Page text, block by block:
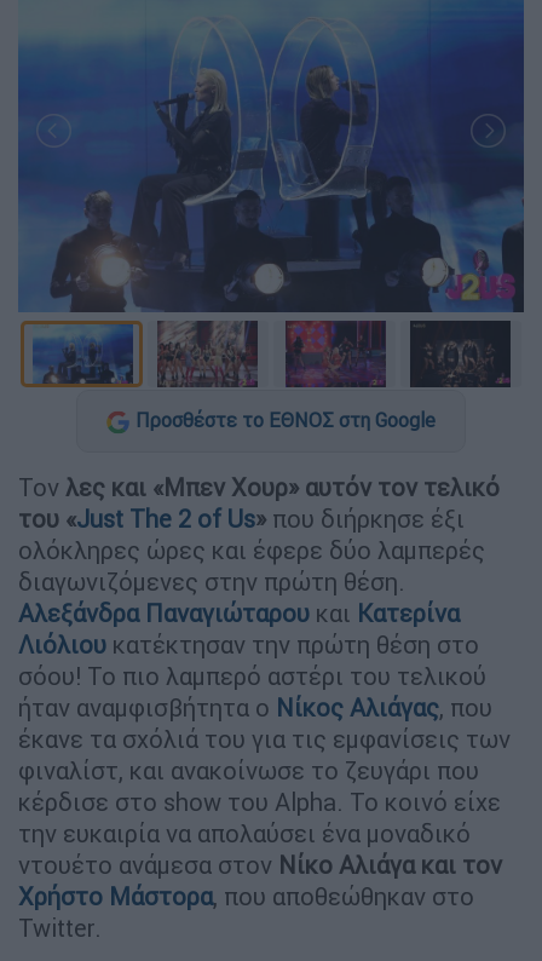
Προσθέστε το ΕΘΝΟΣ στη Google
Τον λες και «Μπεν Χουρ» αυτόν τον τελικό
του «Just The 2 of Us» που διήρκησε έξι
ολόκληρες ώρες και έφερε δύο λαμπερές
διαγωνιζόμενες στην πρώτη θέση.
Αλεξάνδρα Παναγιώταρου και Κατερίνα
Λιόλιου κατέκτησαν την πρώτη θέση στο
σόου! Το πιο λαμπερό αστέρι του τελικού
ήταν αναμφισβήτητα ο Νίκος Αλιάγας, που
έκανε τα σχόλιά του για τις εμφανίσεις των
φιναλίστ, και ανακοίνωσε το ζευγάρι που
κέρδισε στο show του Alpha. Το κοινό είχε
την ευκαιρία να απολαύσει ένα μοναδικό
ντουέτο ανάμεσα στον Νίκο Αλιάγα και τον
Χρήστο Μάστορα, που αποθεώθηκαν στο
Twitter.